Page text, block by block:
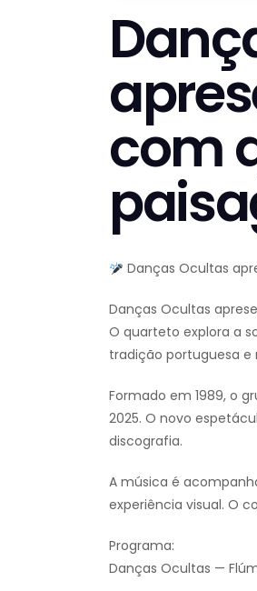
com
Danças Ocultas
Danças Ocultas
O quarteto explora a
tradição portuguesa e
Formado em 1989, o
2025. O novo
discografia.
A música é
experiência visual. O
Programa:
Danças Ocultas —